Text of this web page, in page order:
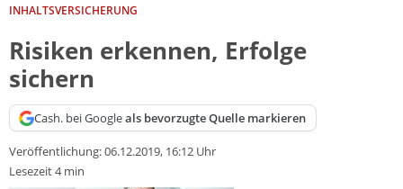
INHALTSVERSICHERUNG
Risiken erkennen, Erfolge
sichern
Cash. bei Googleals bevorzugte Quelle markieren
Veröffentlichung:06.12.2019, 16:12 Uhr
Lesezeit 4 min